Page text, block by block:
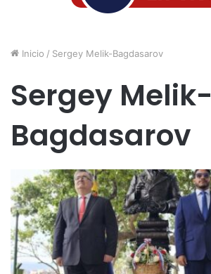
Inicio / Sergey Melik-Bagdasarov
Sergey Melik-
Bagdasarov